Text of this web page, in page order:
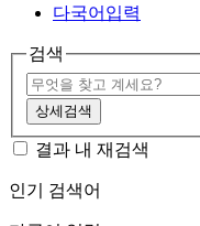
다국어입력
검색
상세검색
결과 내 재검색
인기 검색어